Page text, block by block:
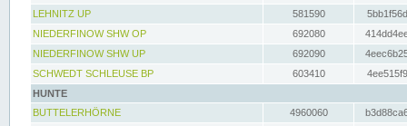
LEHNITZ UP
581590
NIEDERFINOW SHW OP
692080
NIEDERFINOW SHW UP
692090
SCHWEDT SCHLEUSE BP
603410
HUNTE
BUTTELERHÖRNE
4960060